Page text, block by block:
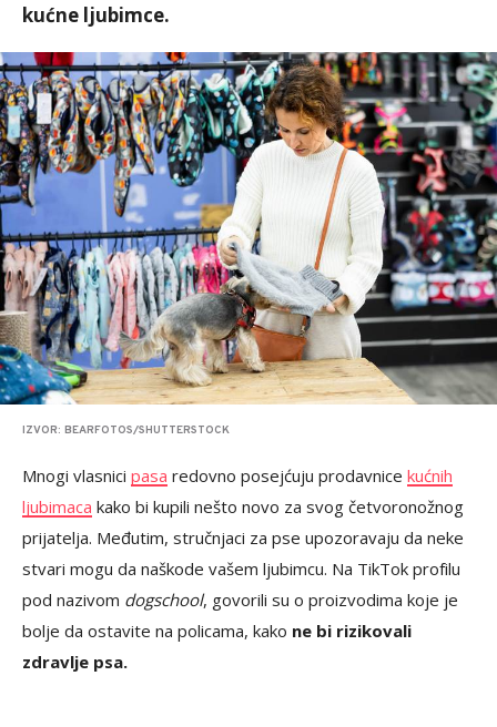
kućne ljubimce.
IZVOR: BEARFOTOS/SHUTTERSTOCK
Mnogi vlasnici pasa redovno posejćuju prodavnice kućnih
ljubimaca kako bi kupili nešto novo za svog četvoronožnog
prijatelja. Međutim, stručnjaci za pse upozoravaju da neke
stvari mogu da naškode vašem ljubimcu. Na TikTok profilu
pod nazivom dogschool, govorili su o proizvodima koje je
bolje da ostavite na policama, kako ne bi rizikovali
zdravlje psa.